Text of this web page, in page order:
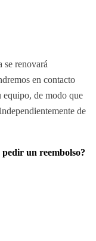
se renovará
en contacto
equipo, de modo que
de
un reembolso?